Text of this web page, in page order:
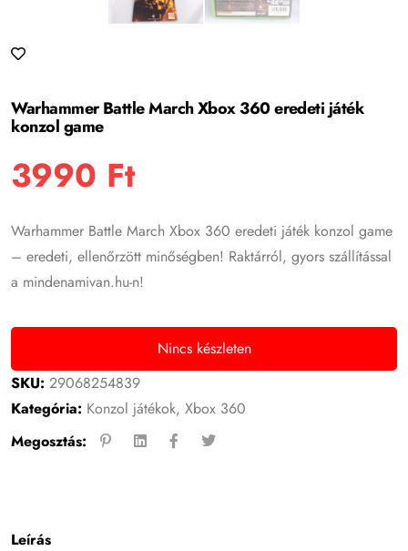
Warhammer Battle March Xbox 360 eredeti játék
konzol game
3990 Ft
Warhammer Battle March Xbox 360 eredeti játék konzol game
– eredeti, ellenőrzött minőségben! Raktárról, gyors szállítással
a mindenamivan.hu-n!
Nincs készleten
SKU:29068254839
Kategória: Konzol játékok,Xbox 360
Megosztás:
Leírás